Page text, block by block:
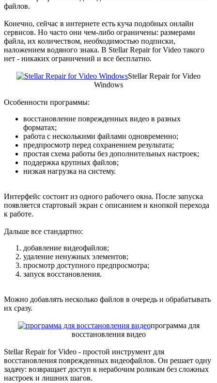
файлов.
Конечно, сейчас в интернете есть куча подобных онлайн
сервисов. Но часто они чем-либо ограничены: размерами
файла, их количеством, необходимостью подписки,
наложением водяного знака. В Stellar Repair for Video такого
нет - никаких ограничений и все бесплатно.
Stellar Repair for Video
Windows
Особенности программы:
восстановление поврежденных видео в разных
форматах;
работа с несколькими файлами одновременно;
предпросмотр перед сохранением результата;
простая схема работы без дополнительных настроек;
поддержка крупных файлов;
низкая нагрузка на систему.
Интерфейс состоит из одного рабочего окна. После запуска
появляется стартовый экран с описанием и кнопкой перехода
к работе.
Дальше все стандартно:
добавление видеофайлов;
удаление ненужных элементов;
просмотр доступного предпросмотра;
запуск восстановления.
Можно добавлять несколько файлов в очередь и обрабатывать
их сразу.
программа для
восстановления видео
Stellar Repair for Video - простой инструмент для
восстановления поврежденных видеофайлов. Он решает одну
задачу: возвращает доступ к нерабочим роликам без сложных
настроек и лишних шагов.